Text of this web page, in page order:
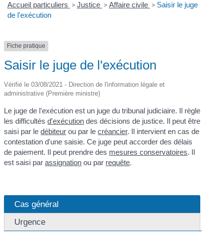
Accueil particuliers > Justice > Affaire civile > Saisir le juge
de l'exécution
Fiche pratique
Saisir le juge de l'exécution
Vérifié le 03/08/2021 - Direction de l'information légale et
administrative (Première ministre)
Le juge de l'exécution est un juge du tribunal judiciaire. Il règle
les difficultésd'exécution des décisions de justice. Il peut être
saisi par ledébiteur ou par lecréancier. Il intervient en cas de
contestation d'une saisie. Ce juge peut accorder des délais
de paiement. Il peut prendre des mesures conservatoires. Il
est saisi parassignation ou par requête.
Cas général
Urgence